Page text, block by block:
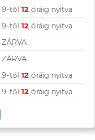
9-től 12 óráig nyitva
9-től 12 óráig nyitva
ZÁRVA
ZÁRVA
9-től 12 óráig nyitva
9-től 12 óráig nyitva